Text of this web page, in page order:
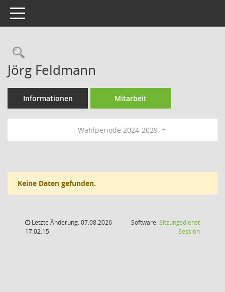
Toggle navigation
Rechercheauswahl
Jörg Feldmann
Informationen Mitarbeit
Wahlperiode 2024-2029
Keine Daten gefunden.
Letzte Änderung: 07.08.2026
17:02:15
Software:Sitzungsdienst
Session(Wird in